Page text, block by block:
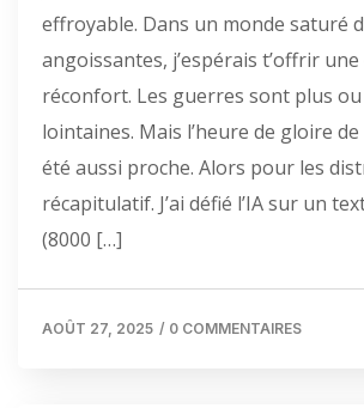
effroyable. Dans un monde saturé
angoissantes, j’espérais t’offrir une
réconfort. Les guerres sont plus
lointaines. Mais l’heure de gloire de
été aussi proche. Alors pour les
récapitulatif. J’ai défié l’IA sur un
(8000 […]
AOÛT 27, 2025 / 0 COMMENTAIRES